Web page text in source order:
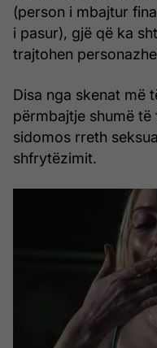
(person i mbajtur
i pasur), gjë që ka
trajtohen
Disa nga skenat më
përmbajtje shumë
sidomos rreth
shfrytëzimit.